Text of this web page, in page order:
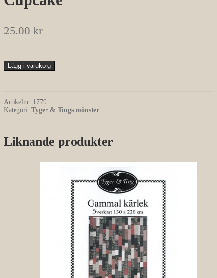
25.00 kr
Lägg i varukorg
Artikelnr: 1779
Kategori: Tyger & Tings mönster
Liknande produkter